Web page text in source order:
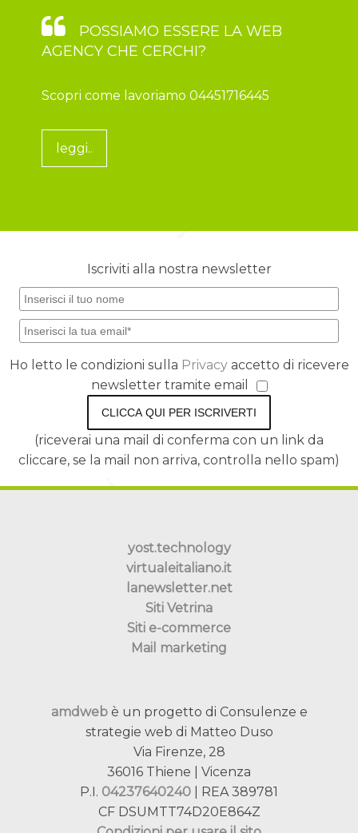
POSSIAMO ESSERE LA WEB
AGENCY CHE CERCHI?
Scopri come lavoriamo 04451716445
leggi..
Iscriviti alla nostra newsletter
Ho letto le condizioni sulla Privacy accetto di ricevere
newsletter tramite email
CLICCA QUI PER ISCRIVERTI
(riceverai una mail di conferma con un link da
cliccare, se la mail non arriva, controlla nello spam)
yost.technology
virtualeitaliano.it
lanewsletter.net
Siti Vetrina
Siti e-commerce
Mail marketing
amdwebè un progetto di Consulenze e
strategie web di Matteo Duso
Via Firenze, 28
36016 Thiene | Vicenza
P.I. 04237640240 | REA 389781
CF DSUMTT74D20E864Z